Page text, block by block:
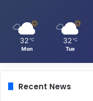
32 ℃
Mon
32 ℃
Tue
Recent News